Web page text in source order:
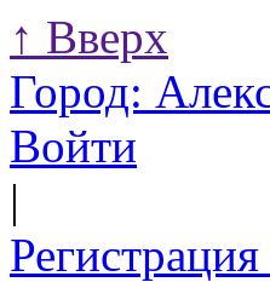
↑ Вверх
Город:
Войти
|